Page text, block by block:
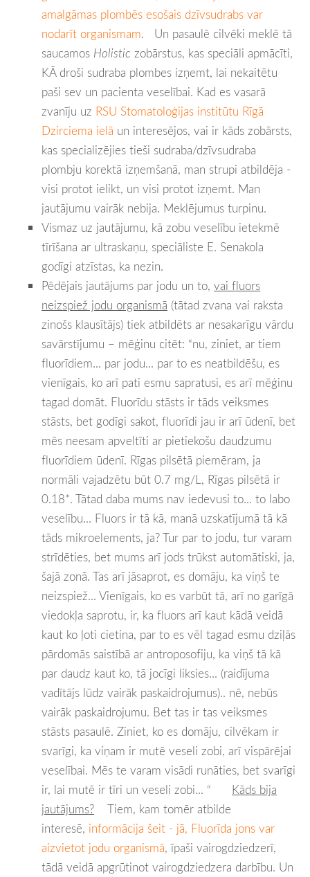
amalgāmas plombēs esošais dzīvsudrabs var
nodarīt organismam. Un pasaulē cilvēki meklē tā
saucamos Holistic zobārstus, kas speciāli apmācīti,
KĀ droši sudraba plombes izņemt, lai nekaitētu
paši sev un pacienta veselībai. Kad es vasarā
zvanīju uz RSU Stomatoloģijas institūtu Rīgā
Dzirciema ielā un interesējos, vai ir kāds zobārsts,
kas specializējies tieši sudraba/dzīvsudraba
plombju korektā izņemšanā, man strupi atbildēja -
visi protot ielikt, un visi protot izņemt. Man
jautājumu vairāk nebija. Meklējumus turpinu.
Vismaz uz jautājumu, kā zobu veselību ietekmē
tīrīšana ar ultraskaņu, speciāliste E. Senakola
godīgi atzīstas, ka nezin.
Pēdējais jautājums par jodu un to, vai fluors
neizspiež jodu organismā (tātad zvana vai raksta
zinošs klausītājs) tiek atbildēts ar nesakarīgu vārdu
savārstījumu – mēģinu citēt: “nu, ziniet, ar tiem
fluorīdiem... par jodu... par to es neatbildēšu, es
vienīgais, ko arī pati esmu sapratusi, es arī mēģinu
tagad domāt. Fluorīdu stāsts ir tāds veiksmes
stāsts, bet godīgi sakot, fluorīdi jau ir arī ūdenī, bet
mēs neesam apveltīti ar pietiekošu daudzumu
fluorīdiem ūdenī. Rīgas pilsētā piemēram, ja
normāli vajadzētu būt 0.7 mg/L, Rīgas pilsētā ir
0.18*. Tātad daba mums nav iedevusi to... to labo
veselību... Fluors ir tā kā, manā uzskatījumā tā kā
tāds mikroelements, ja? Tur par to jodu, tur varam
strīdēties, bet mums arī jods trūkst automātiski, ja,
šajā zonā. Tas arī jāsaprot, es domāju, ka viņš te
neizspiež... Vienīgais, ko es varbūt tā, arī no garīgā
viedokļa saprotu, ir, ka fluors arī kaut kādā veidā
kaut ko ļoti cietina, par to es vēl tagad esmu dziļās
pārdomās saistībā ar antroposofiju, ka viņš tā kā
par daudz kaut ko, tā jocīgi liksies... (raidījuma
vadītājs lūdz vairāk paskaidrojumus).. nē, nebūs
vairāk paskaidrojumu. Bet tas ir tas veiksmes
stāsts pasaulē. Ziniet, ko es domāju, cilvēkam ir
svarīgi, ka viņam ir mutē veseli zobi, arī vispārējai
veselībai. Mēs te varam visādi runāties, bet svarīgi
ir, lai mutē ir tīri un veseli zobi... “ Kāds bija
jautājums? Tiem, kam tomēr atbilde
interesē, informācija šeit - jā, Fluorīda jons var
aizvietot jodu organismā, īpaši vairogdziedzerī,
tādā veidā apgrūtinot vairogdziedzera darbību. Un